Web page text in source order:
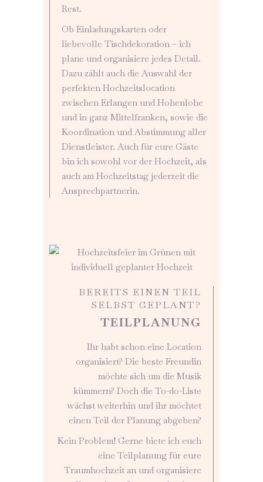
Rest.
Ob Einladungskarten oder
liebevolle Tischdekoration – ich
plane und organisiere jedes Detail.
Dazu zählt auch die Auswahl der
perfekten Hochzeitslocation
zwischen Erlangen und Hohenlohe
und in ganz Mittelfranken, sowie die
Koordination und Abstimmung aller
Dienstleister. Auch für eure Gäste
bin ich sowohl vor der Hochzeit, als
auch am Hochzeitstag jederzeit die
Ansprechpartnerin.
BEREITS EINEN TEIL
SELBST GEPLANT?
TEILPLANUNG
Ihr habt schon eine Location
organisiert? Die beste Freundin
möchte sich um die Musik
kümmern? Doch die To-do-Liste
wächst weiterhin und ihr möchtet
einen Teil der Planung abgeben?
Kein Problem! Gerne biete ich euch
eine Teilplanung für eure
Traumhochzeit an und organisiere